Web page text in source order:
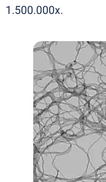
1.500.000x.